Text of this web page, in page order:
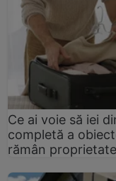
Ce ai voie să iei
completă a
rămân